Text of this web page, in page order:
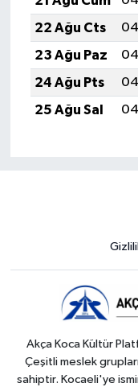
22 Ağu Cts
23 Ağu Paz
24 Ağu Pts
25 Ağu Sal
Akça Koca Kültür
Çeşitli meslek
sahiptir. Kocaeli'ye